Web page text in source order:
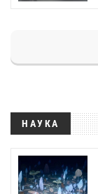
НАУКА